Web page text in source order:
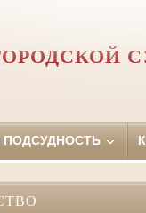
ПОДСУДНОСТЬ